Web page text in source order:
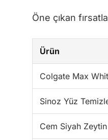
Öne çıkan
Ürün
Colgate Max
Sinoz Yüz
Cem Siyah